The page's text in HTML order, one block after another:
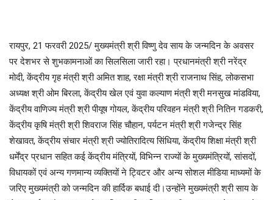
रायपुर, 21 फरवरी 2025/ मुख्यमंत्री श्री विष्णु देव साय के जन्मदिन के अवसर
पर देशभर से शुभकामनाओं का सिलसिला जारी रहा। प्रधानमंत्री श्री नरेंद्र
मोदी, केंद्रीय गृह मंत्री श्री अमित शाह, रक्षा मंत्री श्री राजनाथ सिंह, लोकसभा
अध्यक्ष श्री ओम बिरला, केंद्रीय खेल एवं युवा कल्याण मंत्री श्री मनसुख मांडविया,
केंद्रीय वाणिज्य मंत्री श्री पीयूष गोयल, केंद्रीय परिवहन मंत्री श्री नितिन गडकरी,
केंद्रीय कृषि मंत्री श्री शिवराज सिंह चौहान, पर्यटन मंत्री श्री गजेन्द्र सिंह
शेखावत, केंद्रीय संचार मंत्री श्री ज्योतिरादित्य सिंधिया, केंद्रीय शिक्षा मंत्री श्री
धर्मेंद्र प्रधान सहित कई केंद्रीय मंत्रियों, विभिन्न राज्यों के मुख्यमंत्रियों, सांसदों,
विधायकों एवं अन्य गणमान्य व्यक्तियों ने ट्विटर और अन्य सोशल मीडिया माध्यमों के
जरिए मुख्यमंत्री को जन्मदिन की हार्दिक बधाई दी।उन्होंने मुख्यमंत्री श्री साय के